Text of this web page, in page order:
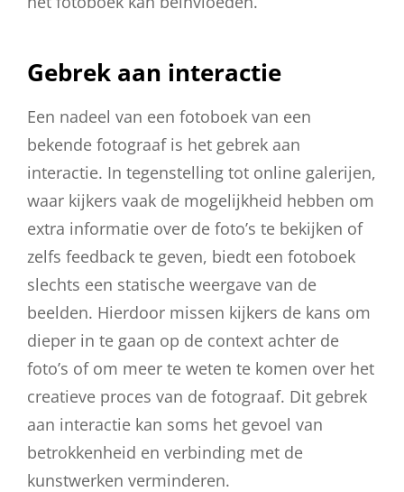
Gebrek aan interactie
Een nadeel van een fotoboek van een
bekende fotograaf is het gebrek aan
interactie. In tegenstelling tot online galerijen,
waar kijkers vaak de mogelijkheid hebben om
extra informatie over de foto’s te bekijken of
zelfs feedback te geven, biedt een fotoboek
slechts een statische weergave van de
beelden. Hierdoor missen kijkers de kans om
dieper in te gaan op de context achter de
foto’s of om meer te weten te komen over het
creatieve proces van de fotograaf. Dit gebrek
aan interactie kan soms het gevoel van
betrokkenheid en verbinding met de
kunstwerken verminderen.